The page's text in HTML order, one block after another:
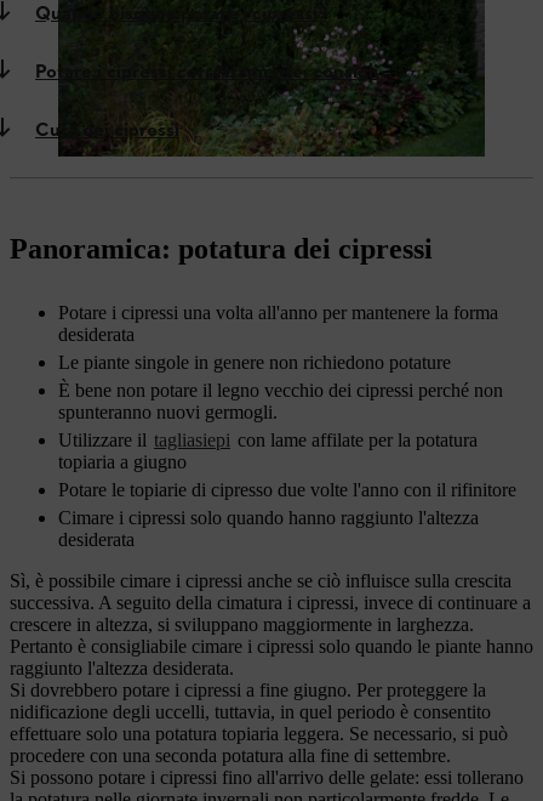
Quando bisogna potare i cipressi?
Potare i cipressi correttamente: consigli
Cura dei cipressi
Panoramica: potatura dei cipressi
Potare i cipressi una volta all'anno per mantenere la forma
desiderata
Le piante singole in genere non richiedono potature
È bene non potare il legno vecchio dei cipressi perché non
spunteranno nuovi germogli.
Utilizzare il tagliasiepi con lame affilate per la potatura
topiaria a giugno
Potare le topiarie di cipresso due volte l'anno con il rifinitore
Cimare i cipressi solo quando hanno raggiunto l'altezza
desiderata
Sì, è possibile cimare i cipressi anche se ciò influisce sulla crescita
successiva. A seguito della cimatura i cipressi, invece di continuare a
crescere in altezza, si sviluppano maggiormente in larghezza.
Pertanto è consigliabile cimare i cipressi solo quando le piante hanno
raggiunto l'altezza desiderata.
Si dovrebbero potare i cipressi a fine giugno. Per proteggere la
nidificazione degli uccelli, tuttavia, in quel periodo è consentito
effettuare solo una potatura topiaria leggera. Se necessario, si può
procedere con una seconda potatura alla fine di settembre.
Si possono potare i cipressi fino all'arrivo delle gelate: essi tollerano